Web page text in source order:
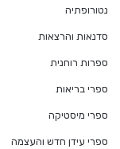
נטורופתיה
סדנאות והרצאות
ספרות רוחנית
ספרי בריאות
ספרי מיסטיקה
ספרי עידן חדש והעצמה